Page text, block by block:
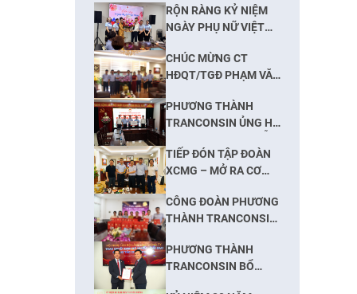
RỘN RÀNG KỶ NIỆM
NGÀY PHỤ NỮ VIỆT
CHÚC MỪNG CT
HĐQT/TGĐ PHẠM VĂN
13/10: KHẲNG ĐỊNH
SỨC MẠNH ĐOÀN KẾT,
PHÁT TRIỂN
PHƯƠNG THÀNH
TRANCONSIN ỦNG HỘ
TRỢ NHÂN DÂN THÁI
NGUYÊN KHẮC PHỤC
TIẾP ĐÓN TẬP ĐOÀN
XCMG – MỞ RA CƠ
HƯỚNG CHUYỂN ĐỔI
XANH
CÔNG ĐOÀN PHƯƠNG
THÀNH TRANCONSIN
NGƯỜI LAO ĐỘNG
NHÂN DỊP TRUNG
PHƯƠNG THÀNH
TRANCONSIN BỔ